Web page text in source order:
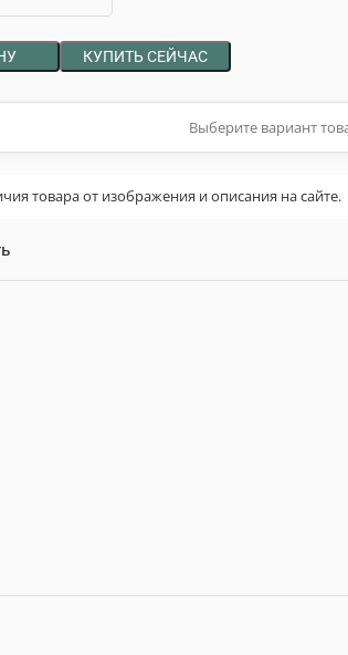
КУПИТЬ СЕЙЧАС
Выберите вариант
товара от изображения и описания на сайте.